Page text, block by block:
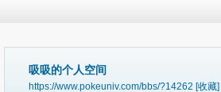
吸吸的个人空间
https://www.pokeuniv.com/bbs/?14262 [收藏]